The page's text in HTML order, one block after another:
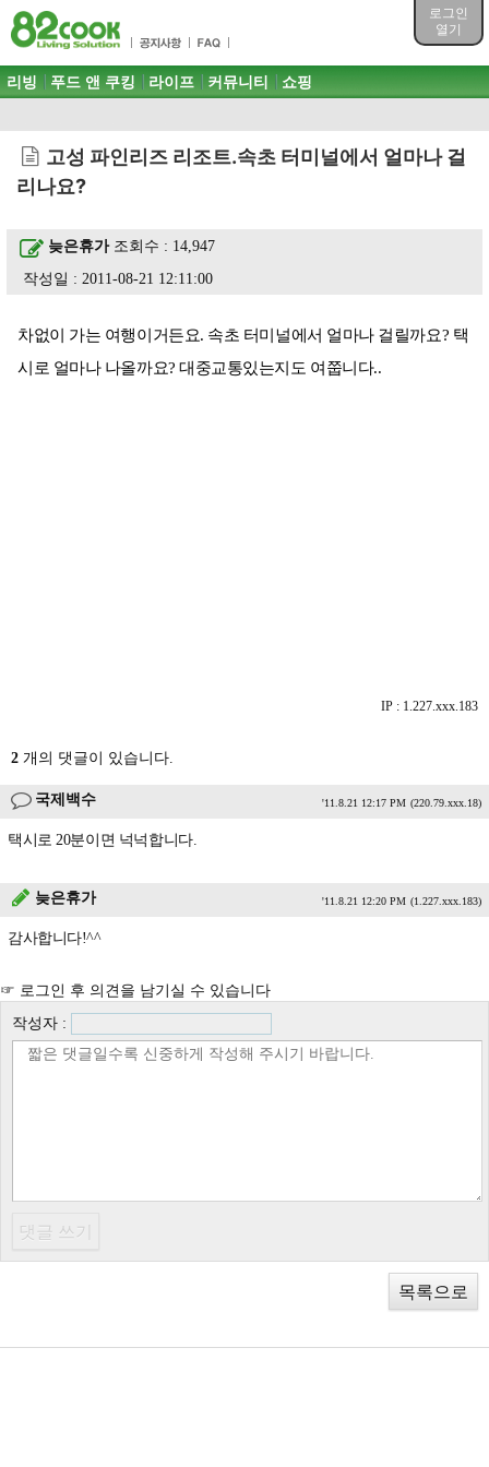
로그인
열기
목차
주메뉴 바로가기
컨텐츠 바로가기
검색 바로가기
로그인 바로가기
주메뉴
리빙 푸드 앤 쿠킹 라이프 커뮤니티 쇼핑
고성 파인리즈 리조트.속초 터미널에서 얼마나 걸
리나요?
늦은휴가조회수 : 14,947
작성일 : 2011-08-21 12:11:00
차없이 가는 여행이거든요. 속초 터미널에서 얼마나 걸릴까요? 택
시로 얼마나 나올까요? 대중교통있는지도 여쭙니다..
IP : 1.227.xxx.183
2 개의 댓글이 있습니다.
국제백수 '11.8.21 12:17 PM (220.79.xxx.18)
택시로 20분이면 넉넉합니다.
늦은휴가 '11.8.21 12:20 PM (1.227.xxx.183)
감사합니다!^^
☞ 로그인 후 의견을 남기실 수 있습니다
작성자 :
목록으로